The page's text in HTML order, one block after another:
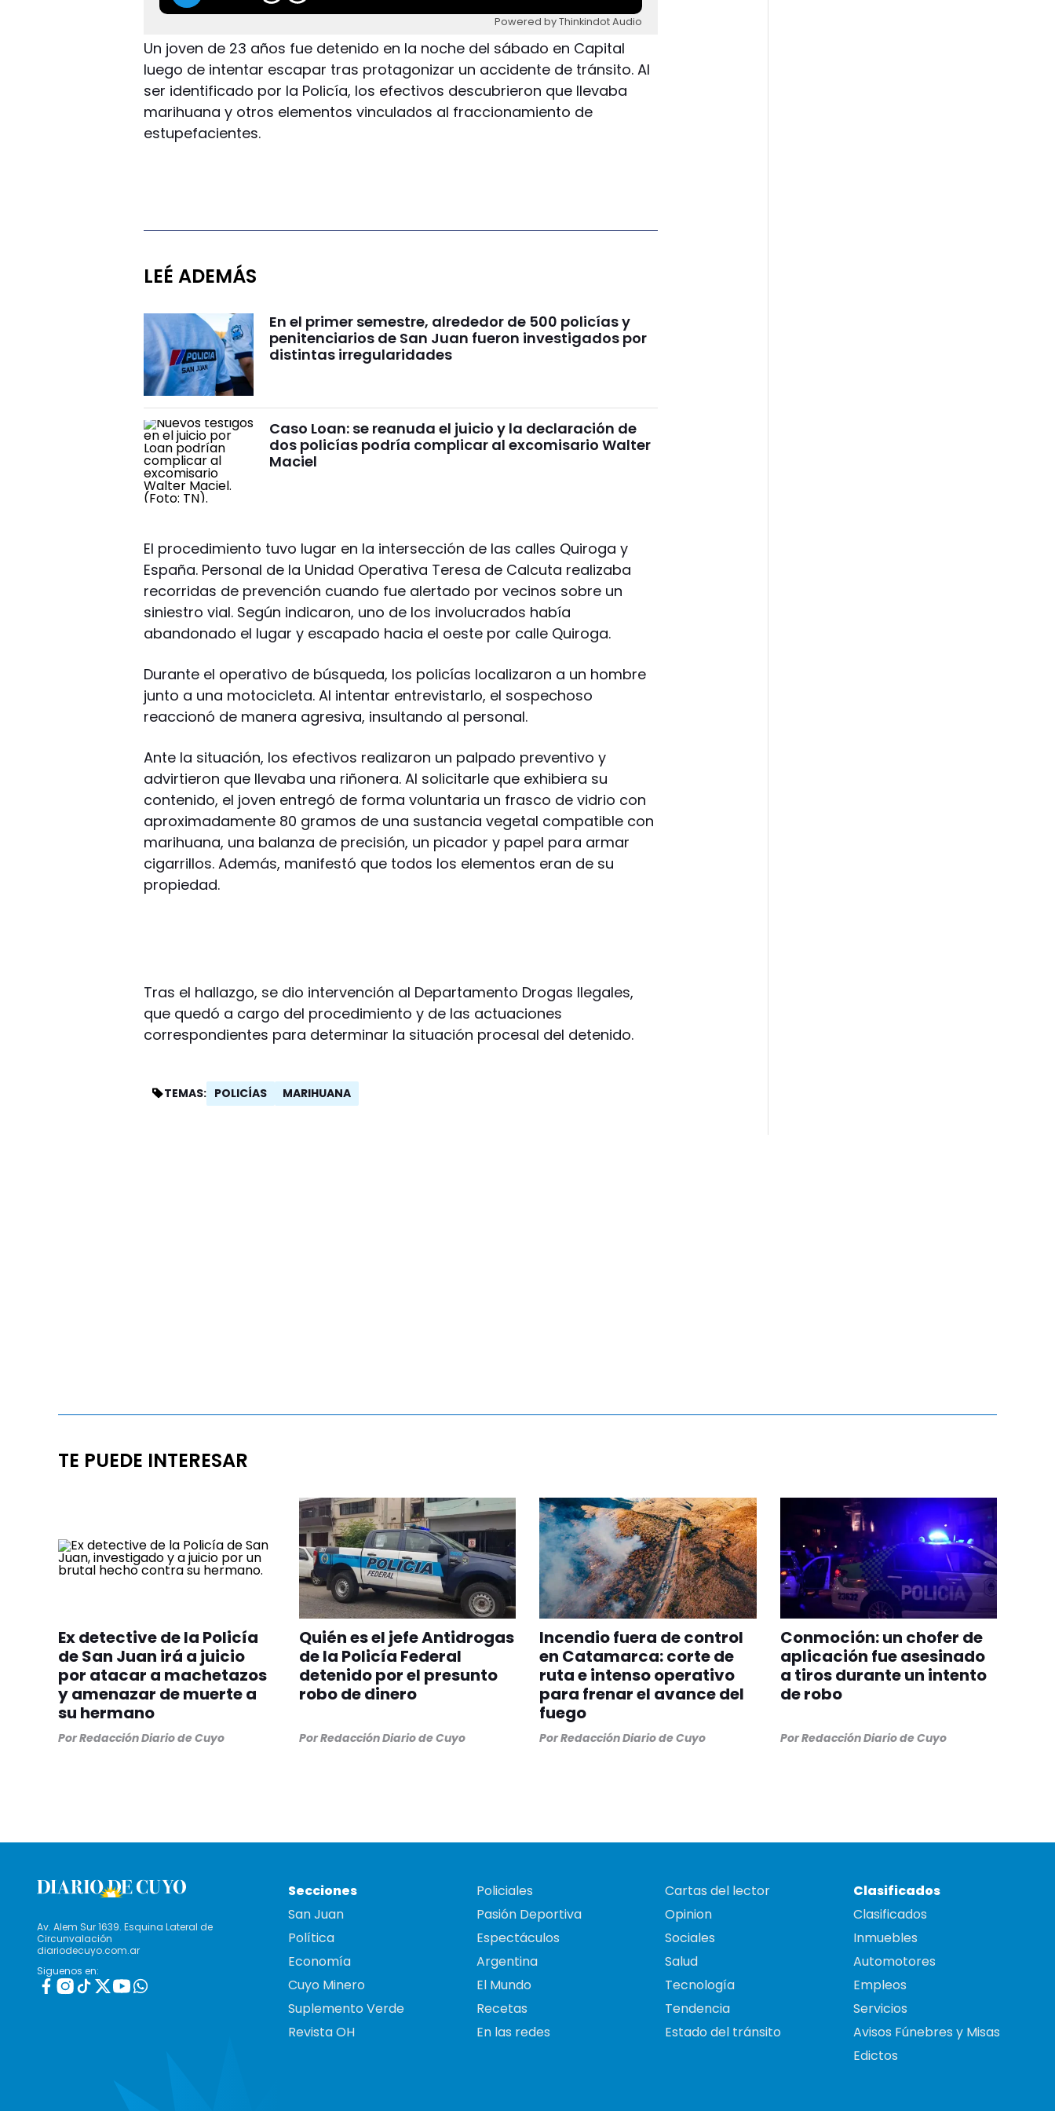
Powered by Thinkindot Audio
Un joven de 23 años fue detenido en la noche del sábado en Capital
luego de intentar escapar tras protagonizar un accidente de tránsito. Al
ser identificado por la Policía, los efectivos descubrieron que llevaba
marihuana y otros elementos vinculados al fraccionamiento de
estupefacientes.
LEÉ ADEMÁS
En el primer semestre, alrededor de 500 policías y
penitenciarios de San Juan fueron investigados por
distintas irregularidades
Caso Loan: se reanuda el juicio y la declaración de
dos policías podría complicar al excomisario Walter
Maciel
El procedimiento tuvo lugar en la intersección de las calles Quiroga y
España. Personal de la Unidad Operativa Teresa de Calcuta realizaba
recorridas de prevención cuando fue alertado por vecinos sobre un
siniestro vial. Según indicaron, uno de los involucrados había
abandonado el lugar y escapado hacia el oeste por calle Quiroga.
Durante el operativo de búsqueda, los policías localizaron a un hombre
junto a una motocicleta. Al intentar entrevistarlo, el sospechoso
reaccionó de manera agresiva, insultando al personal.
Ante la situación, los efectivos realizaron un palpado preventivo y
advirtieron que llevaba una riñonera. Al solicitarle que exhibiera su
contenido, el joven entregó de forma voluntaria un frasco de vidrio con
aproximadamente 80 gramos de una sustancia vegetal compatible con
marihuana, una balanza de precisión, un picador y papel para armar
cigarrillos. Además, manifestó que todos los elementos eran de su
propiedad.
Tras el hallazgo, se dio intervención al Departamento Drogas Ilegales,
que quedó a cargo del procedimiento y de las actuaciones
correspondientes para determinar la situación procesal del detenido.
TEMAS: POLICÍAS MARIHUANA
TE PUEDE INTERESAR
Ex detective de la Policía
de San Juan irá a juicio
por atacar a machetazos
y amenazar de muerte a
su hermano
PorRedacción Diario de Cuyo
Quién es el jefe Antidrogas
de la Policía Federal
detenido por el presunto
robo de dinero
PorRedacción Diario de Cuyo
Incendio fuera de control
en Catamarca: corte de
ruta e intenso operativo
para frenar el avance del
fuego
PorRedacción Diario de Cuyo
Conmoción: un chofer de
aplicación fue asesinado
a tiros durante un intento
de robo
PorRedacción Diario de Cuyo
Av. Alem Sur 1639. Esquina Lateral de
Circunvalación
diariodecuyo.com.ar
Siguenos en:
Secciones
San Juan
Política
Economía
Cuyo Minero
Suplemento Verde
Revista OH
Policiales
Pasión Deportiva
Espectáculos
Argentina
El Mundo
Recetas
En las redes
Cartas del lector
Opinion
Sociales
Salud
Tecnología
Tendencia
Estado del tránsito
Clasificados
Clasificados
Inmuebles
Automotores
Empleos
Servicios
Avisos Fúnebres y Misas
Edictos